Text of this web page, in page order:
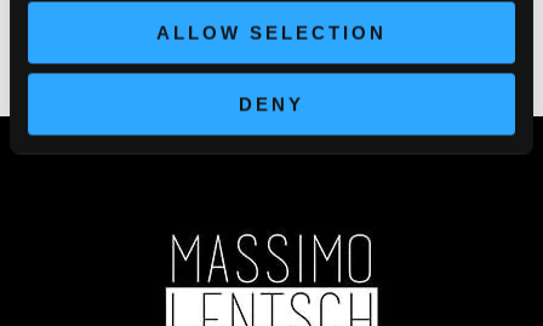
ALLOW SELECTION
DENY